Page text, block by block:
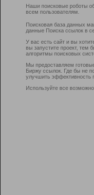
Наши поисковые роботы
всем пользователям.
Поисковая база данных
данные Поиска ссылок в
У вас есть сайт и вы
вы запустите проект, тем
алгоритмы поисковых
Мы предоставляем
Биржу ссылок. Где бы не
улучшить эффективность
Используйте все